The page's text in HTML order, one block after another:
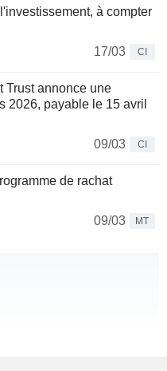
à compter
17/03
CI
Trust annonce une
2026, payable le 15 avril
09/03
CI
de rachat
09/03
MT